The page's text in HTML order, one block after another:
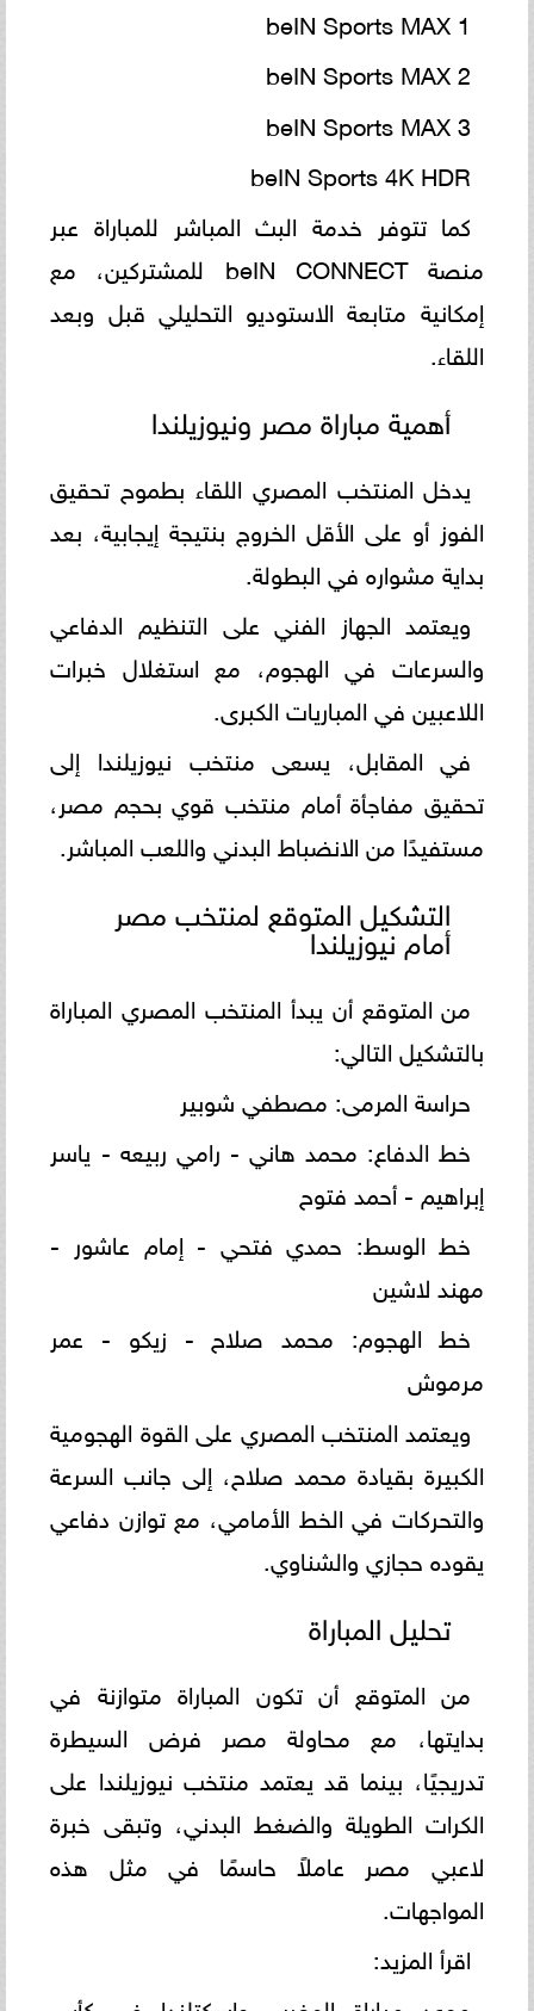
beIN Sports MAX 1
beIN Sports MAX 2
beIN Sports MAX 3
beIN Sports 4K HDR
كما تتوفر خدمة البث المباشر للمباراة عبر
منصة beIN CONNECT للمشتركين، مع
إمكانية متابعة الاستوديو التحليلي قبل وبعد
اللقاء.
أهمية مباراة مصر ونيوزيلندا
يدخل المنتخب المصري اللقاء بطموح تحقيق
الفوز أو على الأقل الخروج بنتيجة إيجابية، بعد
بداية مشواره في البطولة.
ويعتمد الجهاز الفني على التنظيم الدفاعي
والسرعات في الهجوم، مع استغلال خبرات
اللاعبين في المباريات الكبرى.
في المقابل، يسعى منتخب نيوزيلندا إلى
تحقيق مفاجأة أمام منتخب قوي بحجم مصر،
مستفيدًا من الانضباط البدني واللعب المباشر.
التشكيل المتوقع لمنتخب مصر
أمام نيوزيلندا
من المتوقع أن يبدأ المنتخب المصري المباراة
بالتشكيل التالي:
حراسة المرمى: مصطفي شوبير
خط الدفاع: محمد هاني - رامي ربيعه - ياسر
إبراهيم - أحمد فتوح
خط الوسط: حمدي فتحي - إمام عاشور -
مهند لاشين
خط الهجوم: محمد صلاح - زيكو - عمر
مرموش
ويعتمد المنتخب المصري على القوة الهجومية
الكبيرة بقيادة محمد صلاح، إلى جانب السرعة
والتحركات في الخط الأمامي، مع توازن دفاعي
يقوده حجازي والشناوي.
تحليل المباراة
من المتوقع أن تكون المباراة متوازنة في
بدايتها، مع محاولة مصر فرض السيطرة
تدريجيًا، بينما قد يعتمد منتخب نيوزيلندا على
الكرات الطويلة والضغط البدني، وتبقى خبرة
لاعبي مصر عاملاً حاسمًا في مثل هذه
المواجهات.
اقرأ المزيد: